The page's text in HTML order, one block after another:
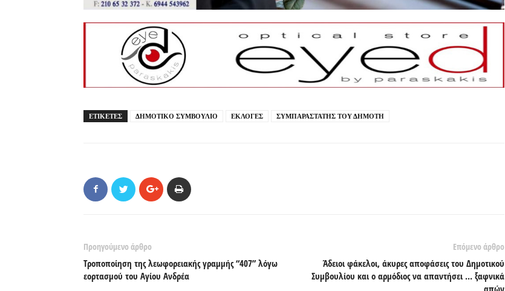
ΕΤΙΚΕΤΕΣ ΔΗΜΟΤΙΚΟ ΣΥΜΒΟΥΛΙΟ ΕΚΛΟΓΕΣ ΣΥΜΠΑΡΑΣΤΑΤΗΣ ΤΟΥ ΔΗΜΟΤΗ
Προηγούμενο άρθρο
Tροποποίηση της λεωφορειακής γραμμής “407” λόγω
εορτασμού του Αγίου Ανδρέα
Επόμενο άρθρο
Άδειοι φάκελοι, άκυρες αποφάσεις του Δημοτικού
Συμβουλίου και ο αρμόδιος να απαντήσει … ξαφνικά
απών